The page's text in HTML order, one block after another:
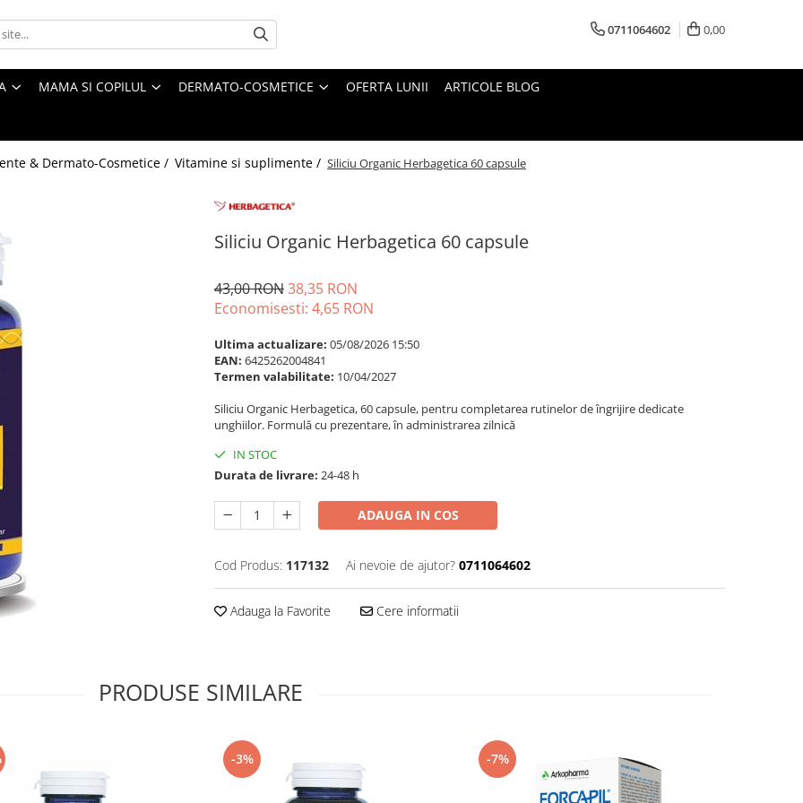
0711064602 0,00
MAMA SI COPILUL DERMATO-COSMETICE OFERTA LUNII ARTICOLE BLOG
& Dermato-Cosmetice / Vitamine si suplimente / Siliciu Organic Herbagetica 60 capsule
Siliciu Organic Herbagetica 60 capsule
43,00 RON38,35 RON
Economisesti: 4,65 RON
Ultima actualizare: 05/08/2026 15:50
EAN: 6425262004841
Termen valabilitate: 10/04/2027
Siliciu Organic Herbagetica, 60 capsule, pentru completarea rutinelor de îngrijire dedicate
unghiilor. Formulă cu prezentare, în administrarea zilnică
IN STOC
Durata de livrare: 24-48 h
ADAUGA IN COS
Cod Produs: 117132 Ai nevoie de ajutor? 0711064602
Adauga la Favorite Cere informatii
PRODUSE SIMILARE
-3% -7%